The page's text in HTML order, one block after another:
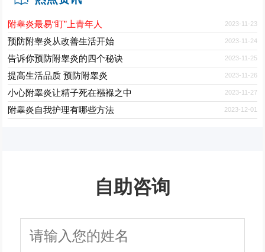
附睾炎最易“盯”上青年人 2023-11-23
预防附睾炎从改善生活开始 2023-11-24
告诉你预防附睾炎的四个秘诀 2023-11-25
提高生活品质 预防附睾炎 2023-11-26
小心附睾炎让精子死在襁褓之中 2023-11-27
附睾炎自我护理有哪些方法 2023-12-01
自助咨询